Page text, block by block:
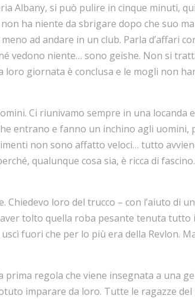
Albany, si può pulire in cinque minuti,
ha niente da sbrigare dopo che suo
ad andare in un club. Parla d’affari
vedono niente… sono geishe. Non si
loro giornata è conclusa e le mogli non
Ci riunivamo sempre in una locanda
entrano e fanno un inchino agli uomini,
non sono affatto veloci… tutto
qualunque cosa sia, è ricca di
loro del trucco – con l’aiuto di un
tolto quella roba pesante tenuta tutto
fuori che per lo più era della Revlon.
prima regola che viene insegnata a una
imparare da loro. Tutte le ragazze del